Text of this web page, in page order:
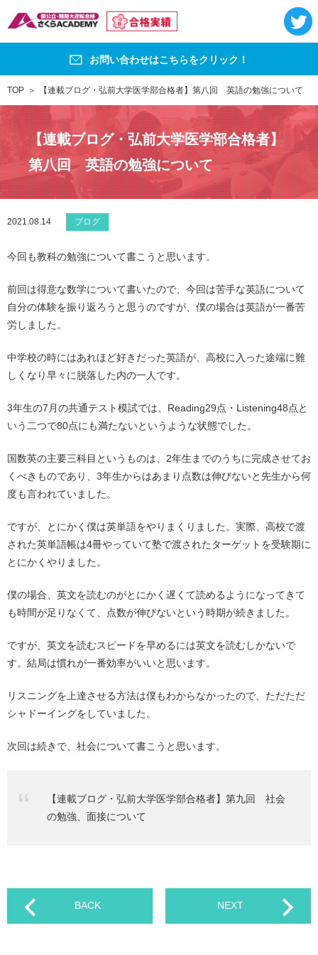
お問い合わせはこちらをクリック！
TOP 【連載ブログ・弘前大学医学部合格者】第八回 英語の勉強について
【連載ブログ・弘前大学医学部合格者】
第八回 英語の勉強について
2021.08.14 ブログ
今回も教科の勉強について書こうと思います。
前回は得意な数学について書いたので、今回は苦手な英語について
自分の体験を振り返ろうと思うのですが、僕の場合は英語が一番苦
労しました。
中学校の時にはあれほど好きだった英語が、高校に入った途端に難
しくなり早々に脱落した内の一人です。
3年生の7月の共通テスト模試では、Reading29点・Listening48点と
いう二つで80点にも満たないというような状態でした。
国数英の主要三科目というものは、2年生までのうちに完成させてお
くべきものであり、3年生からはあまり点数は伸びないと先生から何
度も言われていました。
ですが、とにかく僕は英単語をやりまくりました。実際、高校で渡
された英単語帳は4冊やっていて塾で渡されたターゲットを受験期に
とにかくやりました。
僕の場合、英文を読むのがとにかく遅くて読めるようになってきて
も時間が足りなくて、点数が伸びないという時期が続きました。
ですが、英文を読むスピードを早めるには英文を読むしかないで
す。結局は慣れが一番効率がいいと思います。
リスニングを上達させる方法は僕もわからなかったので、ただただ
シャドーイングをしていました。
次回は続きで、社会について書こうと思います。
【連載ブログ・弘前大学医学部合格者】第九回 社会
の勉強、面接について
BACK NEXT